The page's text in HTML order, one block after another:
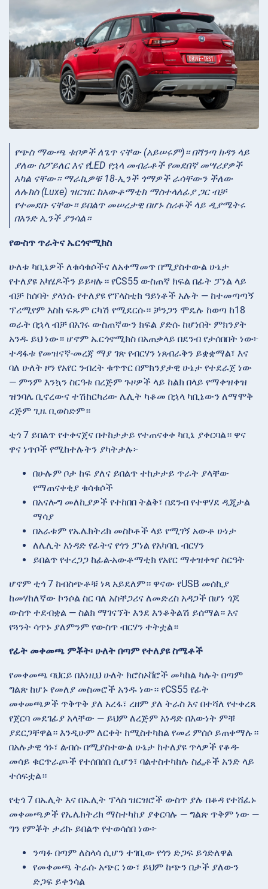
የጭስ ማውጫ ቱቦዎች ለጌጥ ናቸው (አይሠሩም)። በሻንጣ ክዳን ላይ
ያለው ስፖይለር እና የLED የኋላ መብራቶች የመደበኛ መሣሪያዎች
አካል ናቸው። ማራኪዎቹ 18-ኢንች ጎማዎች ራሳቸውን ችለው
ለሉክስ (Luxe) ዝርዝር ከአውቶማቲክ ማስተላለፊያ ጋር ብቻ
የተመደቡ ናቸው። ይበልጥ መሠረታዊ በሆኑ ስሪቶች ላይ ዲያሜትሩ
በአንድ ኢንች ያንሳል።
የውስጥ ጥራትና ኤርጎኖሚክስ
ሁለቱ ካቢኔዎች ለቁሳቁሶችና ለአቀማመጥ በሚያስተውል ሁኔታ
የተለያዩ አካሄዶችን ይይዛሉ። የCS55 ውስጠኛ ክፍል በፊት ፓነል ላይ
ብቻ ከሰባት ያላነሱ የተለያዩ የፕላስቲክ ዓይነቶች አሉት — ከተመጣጣኝ
ፕሪሚየም እስከ ፍጹም ርካሽ የሚደርሱ። ቻንጋን ሞዴሉ ከወጣ ከ18
ወራት በኋላ ብቻ በአገሩ ውስጠኛውን ክፍል ያድሱ ከሆነበት ምክንያት
አንዱ ይህ ነው። ሆኖም ኤርጎኖሚክስ በአጠቃላይ በደንብ የታሰበበት ነው፦
ተዳፋቱ የመዝናኛ-መረጃ ማያ ገጽ የብርሃን ነጸብራቅን ይቋቋማል፣ እና
ባለ ሁለት ዞን የአየር ንብረት ቁጥጥር በምክንያታዊ ሁኔታ የተደራጀ ነው
— ምንም እንኳን ስርዓቱ በረጅም ጉዞዎች ላይ ከልክ በላይ የማቀዝቀዝ
ዝንባሌ ቢኖረውና ተሽከርካሪው ሌሊት ካቆመ በኋላ ካቢኔውን ለማሞቅ
ረጅም ጊዜ ቢወስድም።
ቲጎ 7 ይበልጥ የተቀናጀና በተከታታይ የተጠናቀቀ ካቢኔ ያቀርባል። ዋና
ዋና ነጥቦች የሚከተሉትን ያካትታሉ፦
በሁሉም ቦታ ከፍ ያለና ይበልጥ ተከታታይ ጥራት ያላቸው
የማጠናቀቂያ ቁሳቁሶች
በአናሎግ መለኪያዎች የተከበበ ትልቅ፣ በደንብ የተዋሃደ ዲጂታል
ማሳያ
በአራቱም የኤሌክትሪክ መስኮቶች ላይ የሚገኝ አውቶ ሁነታ
ለሌሊት አነዳድ የፊትና የጎን ፓነል የአካባቢ ብርሃን
ይበልጥ የተረጋጋ ከፊል-አውቶማቲክ የአየር ማቀዝቀዣ ስርዓት
ሆኖም ቲጎ 7 ከብስጭቶቹ ነጻ አይደለም። ዋናው የUSB መሰኪያ
ከመሃከለኛው ኮንሶል ስር ባለ አስቸጋሪና ለመድረስ አዳጋች በሆነ ጎጆ
ውስጥ ተደብቋል — ስልክ ማገናኘት እንደ እንቆቅልሽ ይሰማል። እና
የጓንት ሳጥኑ ያለምንም የውስጥ ብርሃን ተትቷል።
የፊት መቀመጫ ምቾት፡ ሁለት በጣም የተለያዩ ስሜቶች
የመቀመጫ ባህርይ በእነዚህ ሁለት ክሮስኦቨሮች መካከል ካሉት በጣም
ግልጽ ከሆኑ የመለያ መስመሮች አንዱ ነው። የCS55 የፊት
መቀመጫዎች ጥቅጥቅ ያለ አረፋ፣ ረዘም ያለ ትራስ እና በተሻለ የተቀረጸ
የጀርባ መደገፊያ አላቸው — ይህም ለረጅም አነዳድ በእውነት ምቹ
ያደርጋቸዋል። እንዲሁም ለርቀት ከሚስተካከል የመሪ ምሰሶ ይጠቀማሉ።
በአሉታዊ ጎኑ፣ ልብሱ በሚያስተውል ሁኔታ ከተለያዩ ጥላዎች የቆዳ-
መሳይ ቁርጥራጮች የተሰበሰበ ሲሆን፣ ባልተስተካከሉ ስፌቶች አንድ ላይ
ተሰፍቷል።
የቲጎ 7 በኤሊት እና በኤሊት ፕላስ ዝርዝሮች ውስጥ ያሉ በቆዳ የተሸፈኑ
መቀመጫዎች የኤሌክትሪክ ማስተካከያ ያቀርባሉ — ግልጽ ጥቅም ነው —
ግን የምቾት ታሪኩ ይበልጥ የተወሳሰበ ነው፦
ንጣፉ በጣም ለስላሳ ሲሆን ተገቢው የጎን ድጋፍ ይጎድለዋል
የመቀመጫ ትራሱ አጭር ነው፣ ይህም ከጭን በታች ያለውን
ድጋፍ ይቀንሳል